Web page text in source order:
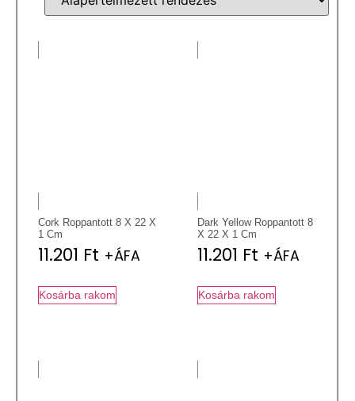
Cork Roppantott 8 X 22 X
1 Cm
11.201 Ft +ÁFA
Kosárba rakom
Dark Yellow Roppantott 8
X 22 X 1 Cm
11.201 Ft +ÁFA
Kosárba rakom